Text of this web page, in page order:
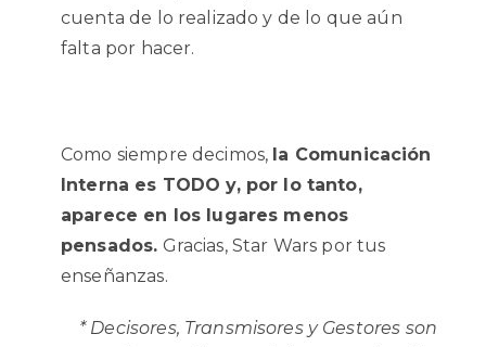
cuenta de lo realizado y de lo que aún
falta por hacer.
Como siempre decimos, la Comunicación
Interna es TODO y, por lo tanto,
aparece en los lugares menos
pensados. Gracias, Star Wars por tus
enseñanzas.
* Decisores, Transmisores y Gestores son